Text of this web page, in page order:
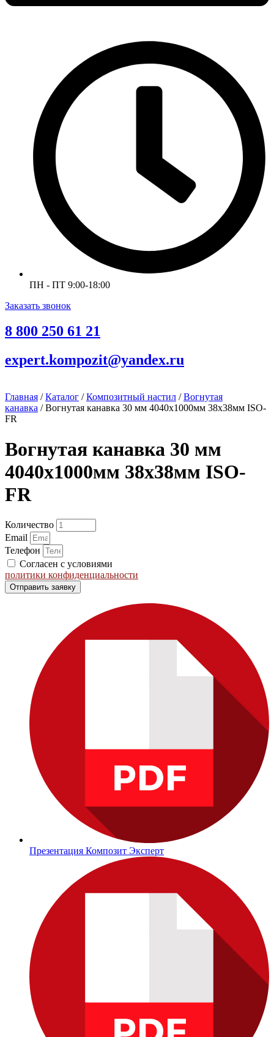
ПН - ПТ 9:00-18:00
Заказать звонок
8 800 250 61 21
expert.kompozit@yandex.ru
Главная /Каталог /Композитный настил /Вогнутая
канавка / Вогнутая канавка 30 мм 4040х1000мм 38х38мм ISO-
FR
Вогнутая канавка 30 мм
4040х1000мм 38х38мм ISO-
FR
Количество
Email
Телефон
Согласен с условиями
политики конфиденциальности
Отправить заявку
Презентация Композит Эксперт